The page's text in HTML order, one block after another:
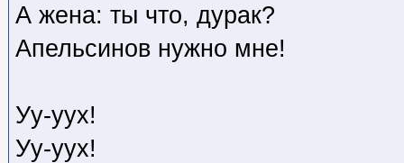
А жена: ты что, дурак?
Апельсинов нужно мне!
Уу-уух!
Уу-уух!